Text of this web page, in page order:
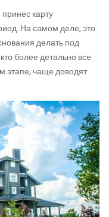
карту
На самом деле, это
делать под
более детально все
этапе, чаще доводят